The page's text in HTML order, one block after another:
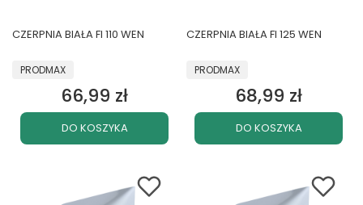
CZERPNIA BIAŁA FI 110 WEN
PRODUCENT
PRODMAX
Cena
66,99 zł
DO KOSZYKA
CZERPNIA BIAŁA FI 125 WEN
PRODUCENT
PRODMAX
Cena
68,99 zł
DO KOSZYKA